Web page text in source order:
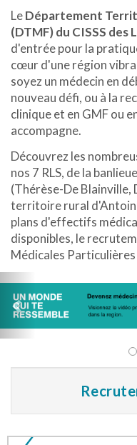
LeDépartement
(DTMF) du CISSS des
d'entrée pour la
cœur d'une région
soyez un médecin en
nouveau défi, ou à la
clinique et en GMF ou
accompagne.
Découvrez les
nos 7 RLS, de la
(Thérèse-De
territoire rural
plans d'effectifs
disponibles, le
Médicales